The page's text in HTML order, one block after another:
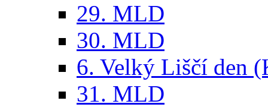
29. MLD
30. MLD
6. Velký Liščí den
31. MLD